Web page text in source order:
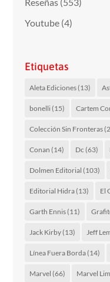
Youtube (4)
Etiquetas
Aleta Ediciones(13)
bonelli(15) Cartem
Colección Sin Fronteras
Conan (14) Dc (63)
Dolmen Editorial (103)
Editorial Hidra(13) El
Garth Ennis(11)
Jack Kirby(13) Jeff
Línea Fuera Borda(14)
Marvel (66) Marvel